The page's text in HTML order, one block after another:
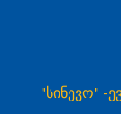
"სინევო" -